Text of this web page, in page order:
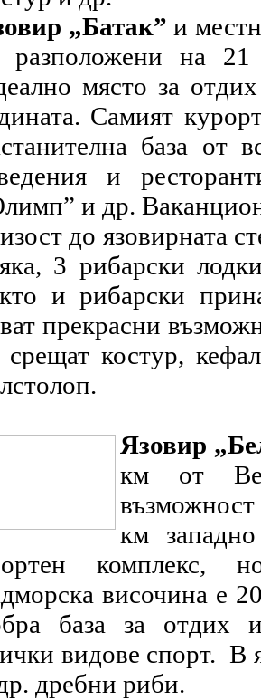
„Батак” и
разположени на
място за
Самият
база от
и
и др.
до язовирната
3 рибарски
и рибарски
прекрасни
срещат костур,
Язовир
км от
км
комплекс,
височина е
база за отдих
видове спорт. В
дребни риби.